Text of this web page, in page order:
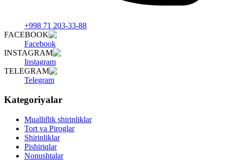
+998 71 203-33-88
FACEBOOK
Facebook
INSTAGRAM
Instagram
TELEGRAM
Telegram
Kategoriyalar
Mualliflik shirinliklar
Tort va Piroglar
Shirinliklar
Pishiriqlar
Nonushtalar